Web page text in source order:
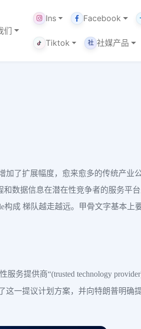
们
Ins Facebook
Tiktok 社 社媒产品
了扩展幅度，愈来愈多的传统产业
数据信息在潜在性竞争者的服务平台
成 梯队越走越远。甲骨文字基本上
务提供商“(trusted technology
这一提议计划方案，并向特朗普明确